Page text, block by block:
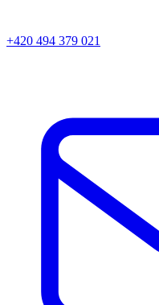
+420 494 379 021